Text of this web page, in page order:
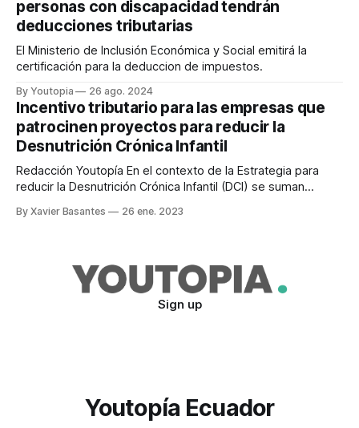
personas con discapacidad tendrán
deducciones tributarias
El Ministerio de Inclusión Económica y Social emitirá la
certificación para la deduccion de impuestos.
By Youtopia 26 ago. 2024
Incentivo tributario para las empresas que
patrocinen proyectos para reducir la
Desnutrición Crónica Infantil
Redacción Youtopía En el contexto de la Estrategia para
reducir la Desnutrición Crónica Infantil (DCI) se suman
problemas que afectan al Ecuador. Bajo ese contexto se
empresas pueden
By Xavier Basantes 26 ene. 2023
Sign up
Youtopía Ecuador